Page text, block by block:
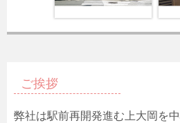
ご挨拶
弊社は駅前再開発進む上大岡を